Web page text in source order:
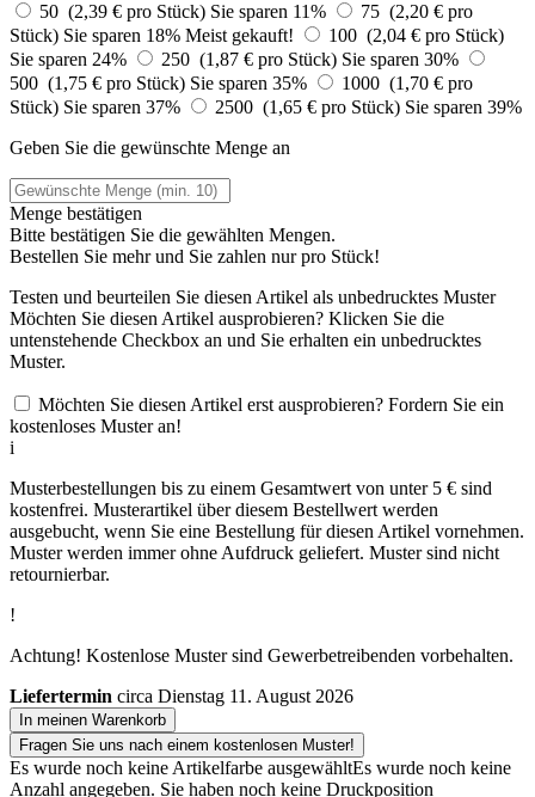
50 (2,39 € pro Stück) Sie sparen 11%
75 (2,20 € pro
Stück) Sie sparen 18% Meist gekauft!
100 (2,04 € pro Stück)
Sie sparen 24%
250 (1,87 € pro Stück) Sie sparen 30%
500 (1,75 € pro Stück) Sie sparen 35%
1000 (1,70 € pro
Stück) Sie sparen 37% 2500 (1,65 € pro Stück) Sie sparen 39%
Geben Sie die gewünschte Menge an
Menge bestätigen
Bitte bestätigen Sie die gewählten Mengen.
Bestellen Sie mehr und Sie zahlen nurpro Stück!
Testen und beurteilen Sie diesen Artikel als unbedrucktes Muster
Möchten Sie diesen Artikel ausprobieren? Klicken Sie die
untenstehende Checkbox an und Sie erhalten ein unbedrucktes
Muster.
Möchten Sie diesen Artikel erst ausprobieren? Fordern Sie ein
kostenloses Muster an!
i
Musterbestellungen bis zu einem Gesamtwert von unter 5 € sind
kostenfrei. Musterartikel über diesem Bestellwert werden
ausgebucht, wenn Sie eine Bestellung für diesen Artikel vornehmen.
Muster werden immer ohne Aufdruck geliefert. Muster sind nicht
retournierbar.
!
Achtung! Kostenlose Muster sind Gewerbetreibenden vorbehalten.
Liefertermin circa Dienstag 11. August 2026
In meinen Warenkorb
Fragen Sie uns nach einem kostenlosen Muster!
Es wurde noch keine Artikelfarbe ausgewähltEs wurde noch keine
Anzahl angegeben. Sie haben noch keine Druckposition